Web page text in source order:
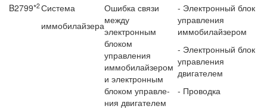
B2799*2Система
иммобилайзера
Ошибка связи
между
электронным
блоком
управления
иммоби­лайзером
и электрон­ным
блоком управле­
ния двигателем
- Электронный блок
управ­ления
иммобилайзером
- Электронный блок
управления
двигателем
- Проводка